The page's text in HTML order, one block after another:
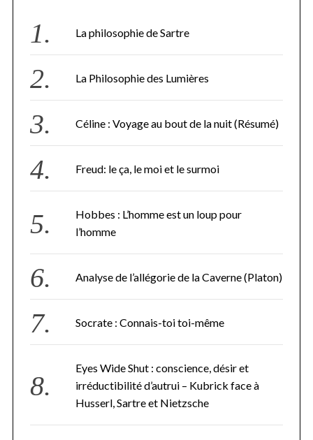
La philosophie de Sartre
La Philosophie des Lumières
Céline : Voyage au bout de la nuit (Résumé)
Freud: le ça, le moi et le surmoi
Hobbes : L’homme est un loup pour
l’homme
Analyse de l’allégorie de la Caverne (Platon)
Socrate : Connais-toi toi-même
Eyes Wide Shut : conscience, désir et
irréductibilité d’autrui – Kubrick face à
Husserl, Sartre et Nietzsche